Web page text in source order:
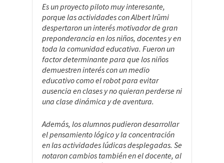
Es un proyecto piloto muy interesante,
porque las actividades con Albert Irūmi
despertaron un interés motivador de gran
preponderancia en los niños, docentes y en
toda la comunidad educativa. Fueron un
factor determinante para que los niños
demuestren interés con un medio
educativo como el robot para evitar
ausencia en clases y no quieran perderse ni
una clase dinámica y de aventura.
Además, los alumnos pudieron desarrollar
el pensamiento lógico y la concentración
en las actividades lúdicas desplegadas. Se
notaron cambios también en el docente, al